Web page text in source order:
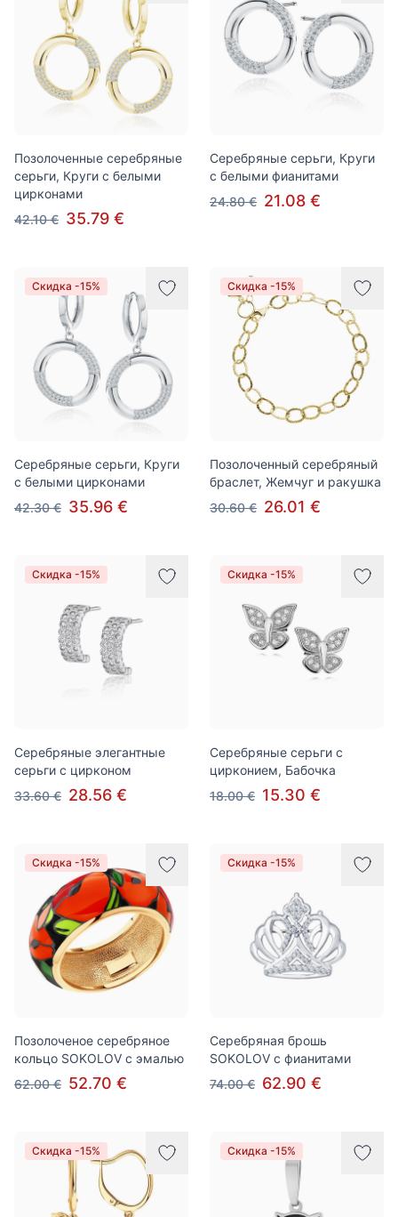
Позолоченные серебряные
серьги, Круги с белыми
цирконами
42.10 € 35.79 €
Серебряные серьги, Круги
с белыми фианитами
24.80 € 21.08 €
Скидка -15%
Серебряные серьги, Круги
с белыми цирконами
42.30 € 35.96 €
Скидка -15%
Позолоченный серебряный
браслет, Жемчуг и ракушка
30.60 € 26.01 €
Скидка -15%
Серебряные элегантные
серьги с цирконом
33.60 € 28.56 €
Скидка -15%
Серебряные серьги с
цирконием, Бабочка
18.00 € 15.30 €
Скидка -15%
Позолоченое серебряное
кольцо SOKOLOV с эмалью
62.00 € 52.70 €
Скидка -15%
Серебряная брошь
SOKOLOV с фианитами
74.00 € 62.90 €
Скидка -15% Скидка -15%